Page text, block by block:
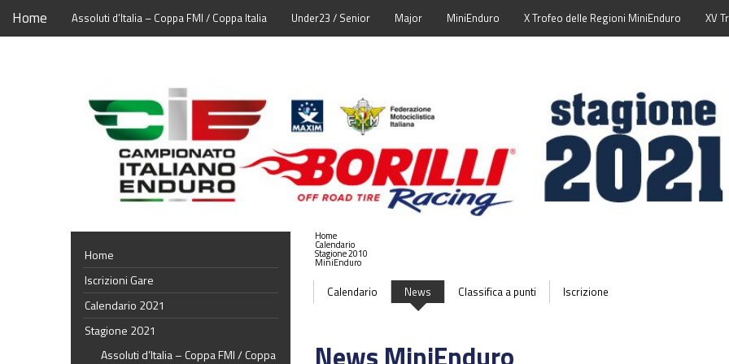
Home Assoluti d’Italia – Coppa FMI / Coppa Italia Under23 / Senior Major MiniEnduro X Trofeo delle Regioni MiniEnduro XV
Home
Calendario
Stagione 2010
MiniEnduro
Calendario News Classifica a punti Iscrizione
Home
Iscrizioni Gare
Calendario 2021
Stagione 2021
Assoluti d’Italia – Coppa FMI / Coppa